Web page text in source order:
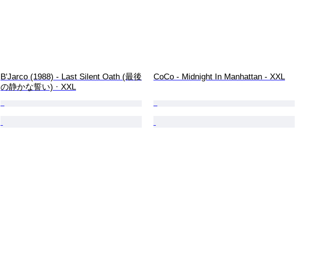
B'Jarco (1988) - Last Silent Oath (最後
の静かな誓い) · XXL
CoCo - Midnight In Manhattan - XXL